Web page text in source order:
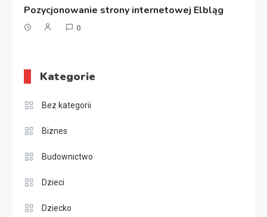
Pozycjonowanie strony internetowej Elbląg
0
Kategorie
Bez kategorii
Biznes
Budownictwo
Dzieci
Dziecko